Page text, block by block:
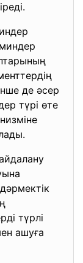
де әсер
түрі өте
түрлі
ашуға